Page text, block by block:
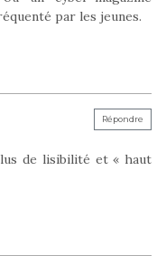
par les jeunes.
de lisibilité et « haut
Répondre